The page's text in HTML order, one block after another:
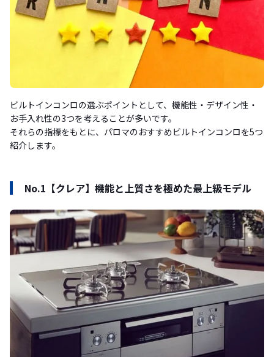
ビルトインコンロの選ぶポイントとして、機能性・デザイン性・
お手入れ性の3つを考えることが多いです。
それらの指標をもとに、パロマのおすすめビルトインコンロを5つ
紹介します。
No.1【クレア】機能と上質さを極めた最上級モデル